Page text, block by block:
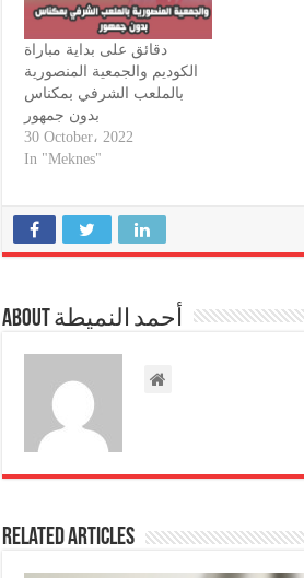
دقائق على بداية مباراة
الكوديم والجمعية المنصورية
بالملعب الشرفي بمكناس
بدون جمهور
30 October، 2022
In "Meknes"
About أحمد النميطة
Related Articles